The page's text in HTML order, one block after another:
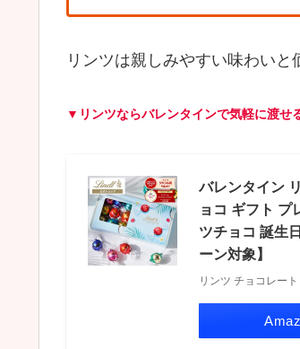
リンツは親しみやすい味わいと
▼リンツならバレンタインで気軽に渡せ
バレンタイン
ョコ ギフト プ
ツチョコ 誕生
ーン対象】
リンツ チョコレー